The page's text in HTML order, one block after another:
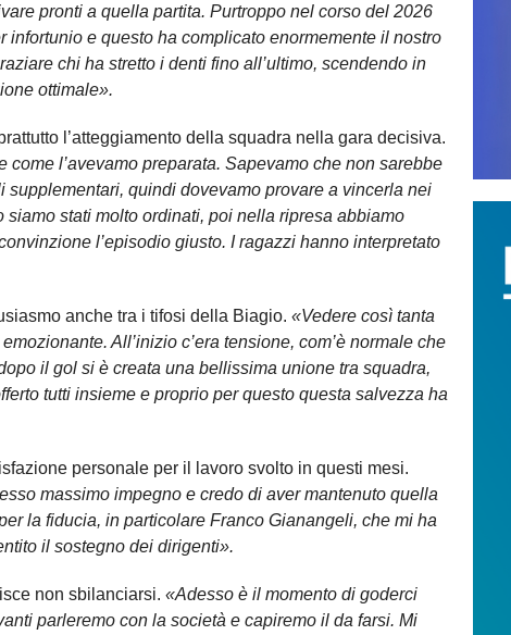
pronti a quella partita. Purtroppo nel corso del 2026
infortunio e questo ha complicato enormemente il nostro
chi ha stretto i denti fino all’ultimo, scendendo in
ottimale».
l’atteggiamento della squadra nella gara decisiva.
come l’avevamo preparata. Sapevamo che non sarebbe
supplementari, quindi dovevamo provare a vincerla nei
siamo stati molto ordinati, poi nella ripresa abbiamo
l’episodio giusto. I ragazzi hanno interpretato
anche tra i tifosi della Biagio. «Vedere così tanta
All’inizio c’era tensione, com’è normale che
il gol si è creata una bellissima unione tra squadra,
tutti insieme e proprio per questo questa salvezza ha
personale per il lavoro svolto in questi mesi.
massimo impegno e credo di aver mantenuto quella
la fiducia, in particolare Franco Gianangeli, che mi ha
il sostegno dei dirigenti».
non sbilanciarsi. «Adesso è il momento di goderci
parleremo con la società e capiremo il da farsi. Mi